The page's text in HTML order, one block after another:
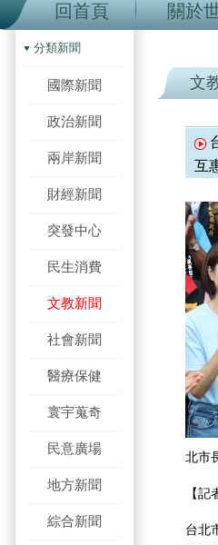
回首頁 關於
分類新聞
國際新聞
政治新聞
兩岸新聞
財經新聞
突發中心
民生消費
文教新聞
社會新聞
醫療保健
寰宇蒐奇
民意廣場
地方新聞
綜合新聞
文
互
北市
【
台北